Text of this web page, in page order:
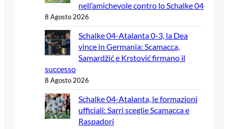
nell’amichevole contro lo Schalke 04
8 Agosto 2026
Schalke 04-Atalanta 0-3, la Dea
vince in Germania: Scamacca,
Samardžić e Krstović firmano il
successo
8 Agosto 2026
Schalke 04-Atalanta, le formazioni
ufficiali: Sarri sceglie Scamacca e
Raspadori